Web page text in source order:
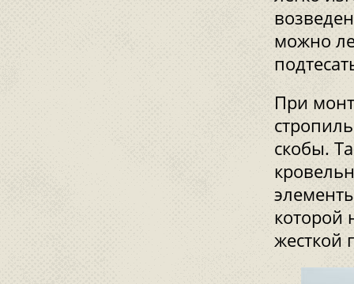
можно
При
скобы.
которой
жесткой